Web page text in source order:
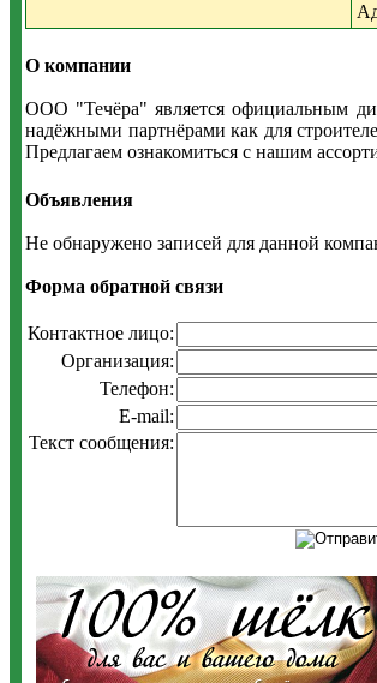
О компании
ООО "Течёра" является официальным
надёжными партнёрами как для
Предлагаем ознакомиться с нашим
Объявления
Не обнаружено записей для данной
Форма обратной связи
Контактное лицо:
Организация:
Телефон:
E-mail:
Текст сообщения: